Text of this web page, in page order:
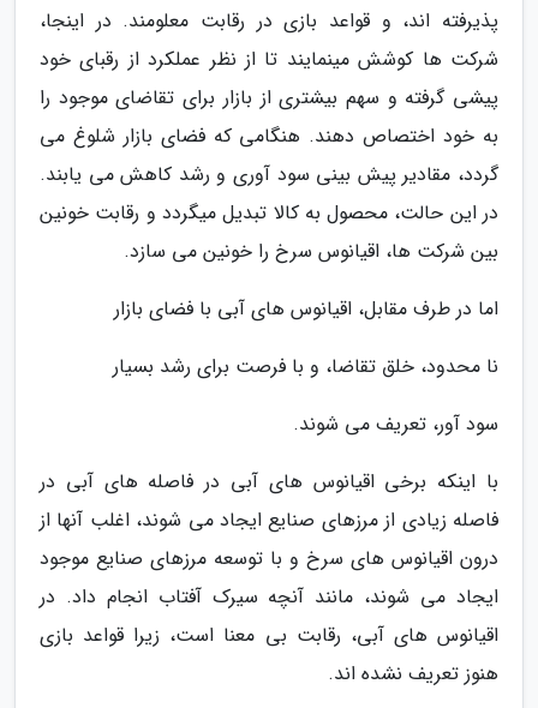
پذیرفته اند، و قواعد بازی در رقابت معلومند. در اینجا،
شرکت ها کوشش مینمایند تا از نظر عملکرد از رقبای خود
پیشی گرفته و سهم بیشتری از بازار برای تقاضای موجود را
به خود اختصاص دهند. هنگامی که فضای بازار شلوغ می
گردد، مقادیر پیش بینی سود آوری و رشد کاهش می یابند.
در این حالت، محصول به کالا تبدیل میگردد و رقابت خونین
بین شرکت ها، اقیانوس سرخ را خونین می سازد.
اما در طرف مقابل، اقیانوس های آبی با فضای بازار
نا محدود، خلق تقاضا، و با فرصت برای رشد بسیار
سود آور، تعریف می شوند.
با اینکه برخی اقیانوس های آبی در فاصله های آبی در
فاصله زیادی از مرزهای صنایع ایجاد می شوند، اغلب آنها از
درون اقیانوس های سرخ و با توسعه مرزهای صنایع موجود
ایجاد می شوند، مانند آنچه سیرک آفتاب انجام داد. در
اقیانوس های آبی، رقابت بی معنا است، زیرا قواعد بازی
هنوز تعریف نشده اند.